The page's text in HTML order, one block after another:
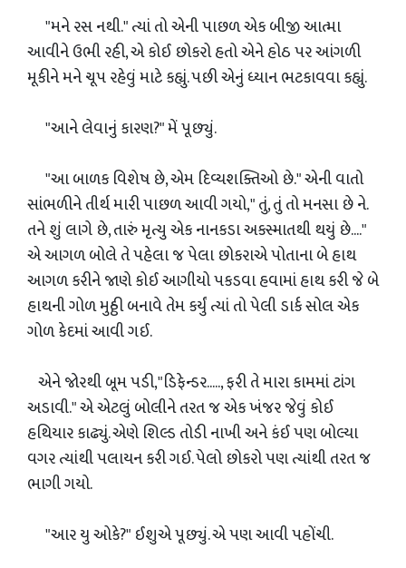
"મને રસ નથી." ત્યાં તો એની પાછળ એક બીજી આત્મા
આવીને ઉભી રહી, એ કોઈ છોકરો હતો એને હોઠ પર આંગળી
મૂકીને મને ચૂપ રહેવું માટે કહ્યું. પછી એનું ધ્યાન ભટકાવવા કહ્યું.
"આને લેવાનું કારણ?" મેં પૂછ્યું.
"આ બાળક વિશેષ છે, એમ દિવ્યશક્તિઓ છે." એની વાતો
સાંભળીને તીર્થ મારી પાછળ આવી ગયો," તું, તું તો મનસા છે ને.
તને શું લાગે છે, તારું મૃત્યુ એક નાનકડા અકસ્માતથી થયું છે...."
એ આગળ બોલે તે પહેલા જ પેલા છોકરાએ પોતાના બે હાથ
આગળ કરીને જાણે કોઈ આગીયો પકડવા હવામાં હાથ કરી જે બે
હાથની ગોળ મુઠ્ઠી બનાવે તેમ કર્યું ત્યાં તો પેલી ડાર્ક સોલ એક
ગોળ કેદમાં આવી ગઈ.
એને જોરથી બૂમ પડી,"ડિફેન્ડર....., ફરી તે મારા કામમાં ટાંગ
અડાવી." એ એટલું બોલીને તરત જ એક ખંજર જેવું કોઈ
હથિયાર કાઢ્યું. એણે શિલ્ડ તોડી નાખી અને કંઈ પણ બોલ્યા
વગર ત્યાંથી પલાયન કરી ગઈ. પેલો છોકરો પણ ત્યાંથી તરત જ
ભાગી ગયો.
"આર યુ ઓકે?" ઈશુએ પૂછ્યું. એ પણ આવી પહોંચી.